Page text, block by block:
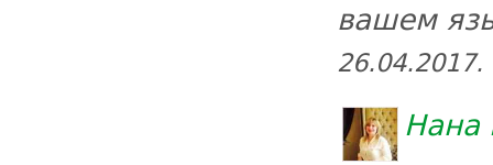
вашем
26.04.2017.
Нана